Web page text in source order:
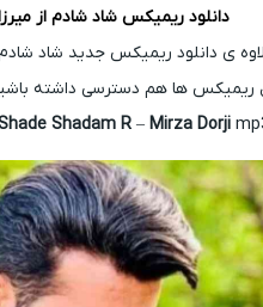
دانلود ریمیکس شاد شادم از
ی دانلود ریمیکس جدید شاد
ریمیکس ها هم دسترسی داشته
Shadam R –Mirza Dorji